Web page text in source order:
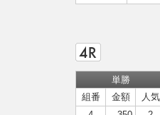
単勝
組番
金額
人気